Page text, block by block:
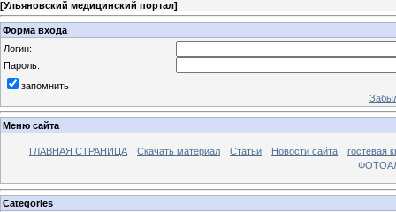
[Ульяновский медицинский портал]
Форма входа
Логин:
Пароль:
запомнить
Меню сайта
ГЛАВНАЯ СТРАНИЦА Скачать материал Статьи Новости сайта
гостевая
Categories